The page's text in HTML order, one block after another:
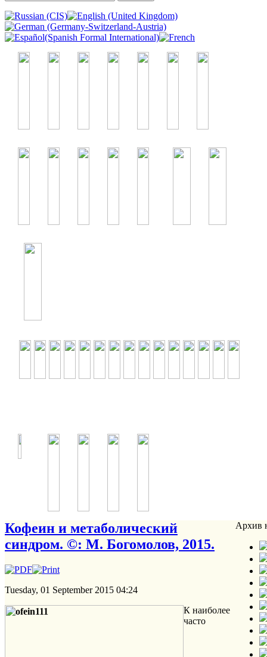
Кофеин и метаболический
синдром. ©: М. Богомолов, 2015.
Tuesday, 01 September 2015 04:24
К наиболее
часто
Архив